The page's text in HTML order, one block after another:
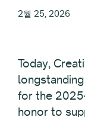
2월 25, 2026
Today,
for the
honor to